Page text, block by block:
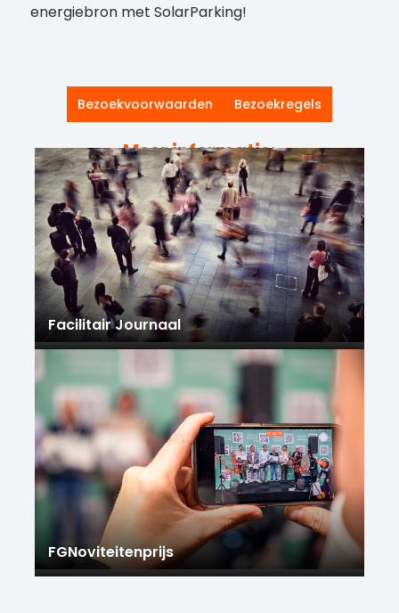
energiebron met SolarParking!
Bezoekvoorwaarden Bezoekregels
Meer informatie:
Facilitair Journaal
FGNoviteitenprijs